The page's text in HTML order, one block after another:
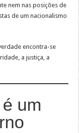
nem nas posições de
de um nacionalismo
encontra-se
a justiça, a
um